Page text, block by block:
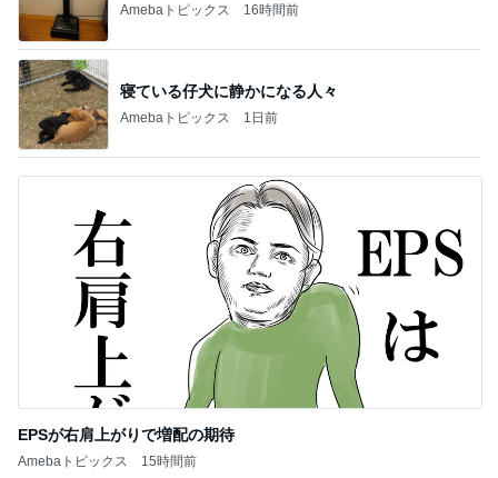
Amebaトピックス 16時間前
寝ている仔犬に静かになる人々
Amebaトピックス 1日前
EPSが右肩上がりで増配の期待
Amebaトピックス 15時間前